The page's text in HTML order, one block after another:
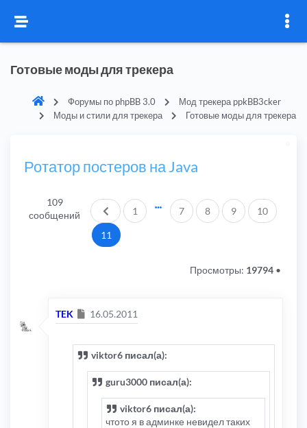
Готовые моды для трекера
Форумы по phpBB 3.0
Мод трекера ppkBB3cker
Моды и стили для трекера
Готовые моды для трекера
Ротатор постеров на Java
109
сообщений
Пред.
1 7 8 9 10
11
Просмотры: 19794 •
TEK Сообщение
16.05.2011
viktor6 писал(а):
guru3000 писал(а):
viktor6 писал(а):
чтото я в админке невидел таких